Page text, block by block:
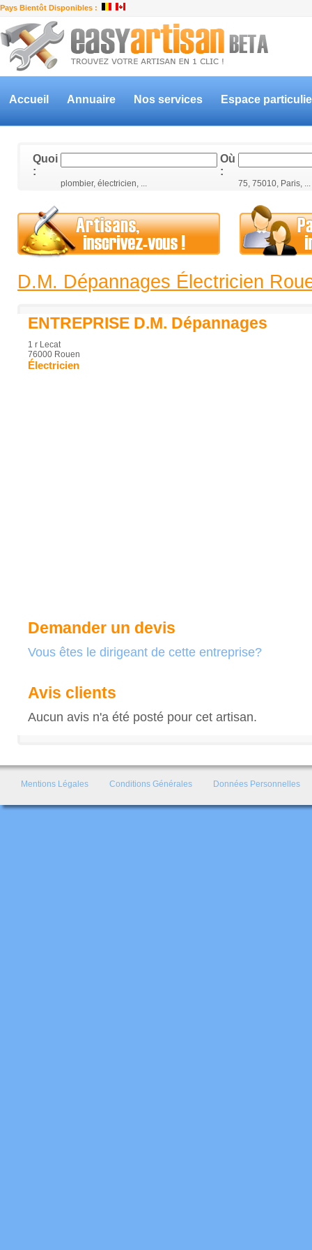
Pays Bientôt Disponibles :
Accueil Annuaire Nos services Espace
Quoi
:
Où
:
plombier, électricien, ... 75, 75010, Paris, ...
D.M. Dépannages Électricien
ENTREPRISE D.M. Dépannages
1 r Lecat
76000 Rouen
Électricien
Demander un devis
Vous êtes le dirigeant de cette entreprise?
Avis clients
Aucun avis n'a été posté pour cet artisan.
Mentions Légales Conditions Générales Données Personnelles